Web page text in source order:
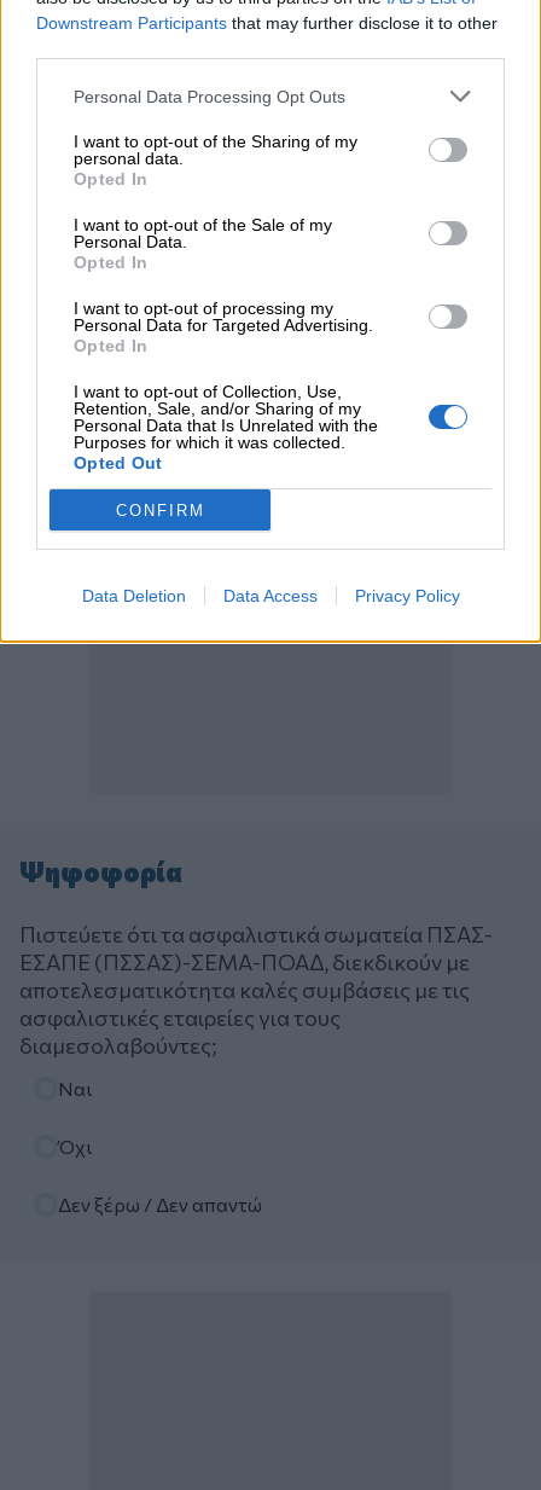
Downstream Participants that may further disclose it to other
Personal Data Processing Opt Outs
I want to opt-out of the Sharing of my
personal data.
Opted In
I want to opt-out of the Sale of my
Personal Data.
Opted In
I want to opt-out of processing my
Personal Data for Targeted Advertising.
Opted In
I want to opt-out of Collection, Use,
Retention, Sale, and/or Sharing of my
Personal Data that Is Unrelated with the
Purposes for which it was collected.
Opted Out
CONFIRM
Data Deletion Data Access Privacy Policy
στις αγορές, οι «κρυμμένες» αξίες της ΓΕΚ ΤΕΡΝΑ
Ιωάννης Μπολέτης – ΩΝΑΣΕΙΟ
04.08.2026 - 15:33
ERGO Hellas: Μέτρα στήριξης για τους πληγέντες
04.08.2026 - 12:40
υπηρεσίες - Κέρδη €252 εκατ. (+7%) και ROTE 18.8% στο
εξάμηνο
ΠΕΡΙΣΣΟΤΕΡΑ
Ψηφοφορία
Πιστεύετε ότι τα ασφαλιστικά σωματεία ΠΣΑΣ-
ΕΣΑΠΕ (ΠΣΣΑΣ)-ΣΕΜΑ-ΠΟΑΔ, διεκδικούν με
αποτελεσματικότητα καλές συμβάσεις με τις
ασφαλιστικές εταιρείες για τους
διαμεσολαβούντες;
Ναι
Όχι
Δεν ξέρω / Δεν απαντώ